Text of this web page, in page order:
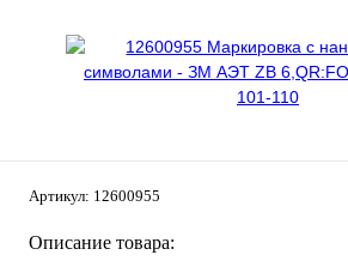
Артикул: 12600955
Описание товара: